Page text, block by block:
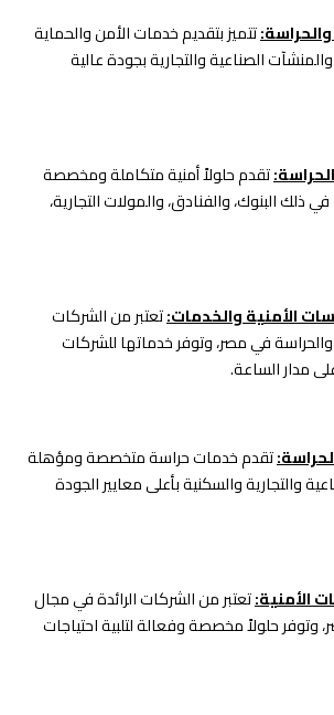
تتميز بتقديم خدمات الأمن والحماية
الصناعية والتجارية بجودة عالية
تقدم حلولاً أمنية متكاملة ومخصصة
ذلك البنوك، والفنادق، والمولات التجارية،
الأمنية والخدمات:تعتبر من الشركات
في مصر، وتوفر خدماتها للشركات
مدار الساعة.
تقدم خدمات حراسة متخصصة ومؤهلة
والتجارية والسكنية بأعلى معايير الجودة
الأمنية:تعتبر من الشركات الرائدة في مجال
وتوفر حلولاً مخصصة وفعالة لتلبية احتياجات